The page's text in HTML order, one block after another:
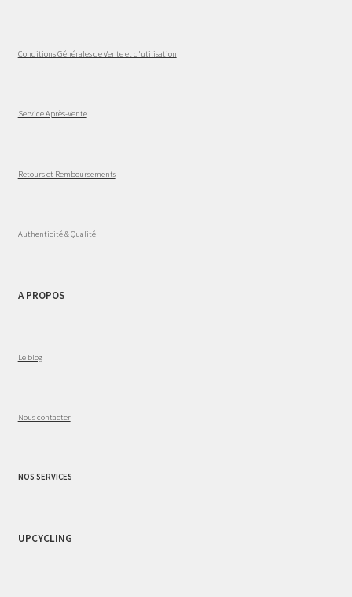
Conditions Générales de Vente et d'utilisation
Service Après-Vente
Retours et Remboursements
Authenticité & Qualité
A PROPOS
Le blog
Nous contacter
NOS SERVICES
UPCYCLING